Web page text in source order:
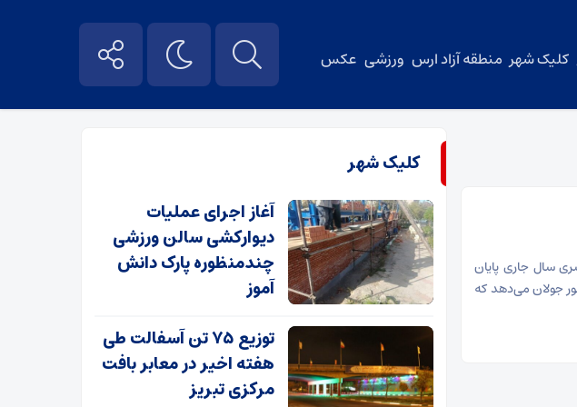
کلیک شهر منطقه آزاد ارس ورزشی عکس
سال جاری پایان
جولان می‌دهد که
کلیک شهر
آغاز اجرای عملیات
دیوارکشی سالن ورزشی
چندمنظوره پارک دانش
آموز
توزیع ۷۵ تن آسفالت طی
هفته اخیر در معابر بافت
مرکزی تبریز